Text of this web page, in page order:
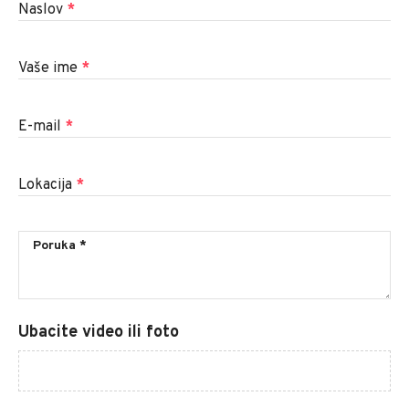
Naslov *
Vaše ime *
E-mail *
Lokacija *
Ubacite video ili foto